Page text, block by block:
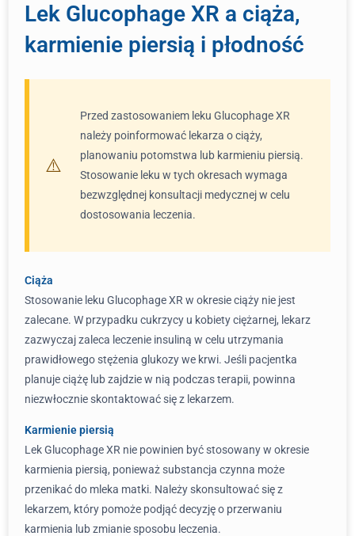
Lek Glucophage XR a ciąża,
karmienie piersią i płodność
Przed zastosowaniem leku Glucophage XR
należy poinformować lekarza o ciąży,
planowaniu potomstwa lub karmieniu piersią.
Stosowanie leku w tych okresach wymaga
bezwzględnej konsultacji medycznej w celu
dostosowania leczenia.
Ciąża
Stosowanie leku Glucophage XR w okresie ciąży nie jest
zalecane. W przypadku cukrzycy u kobiety ciężarnej, lekarz
zazwyczaj zaleca leczenie insuliną w celu utrzymania
prawidłowego stężenia glukozy we krwi. Jeśli pacjentka
planuje ciążę lub zajdzie w nią podczas terapii, powinna
niezwłocznie skontaktować się z lekarzem.
Karmienie piersią
Lek Glucophage XR nie powinien być stosowany w okresie
karmienia piersią, ponieważ substancja czynna może
przenikać do mleka matki. Należy skonsultować się z
lekarzem, który pomoże podjąć decyzję o przerwaniu
karmienia lub zmianie sposobu leczenia.